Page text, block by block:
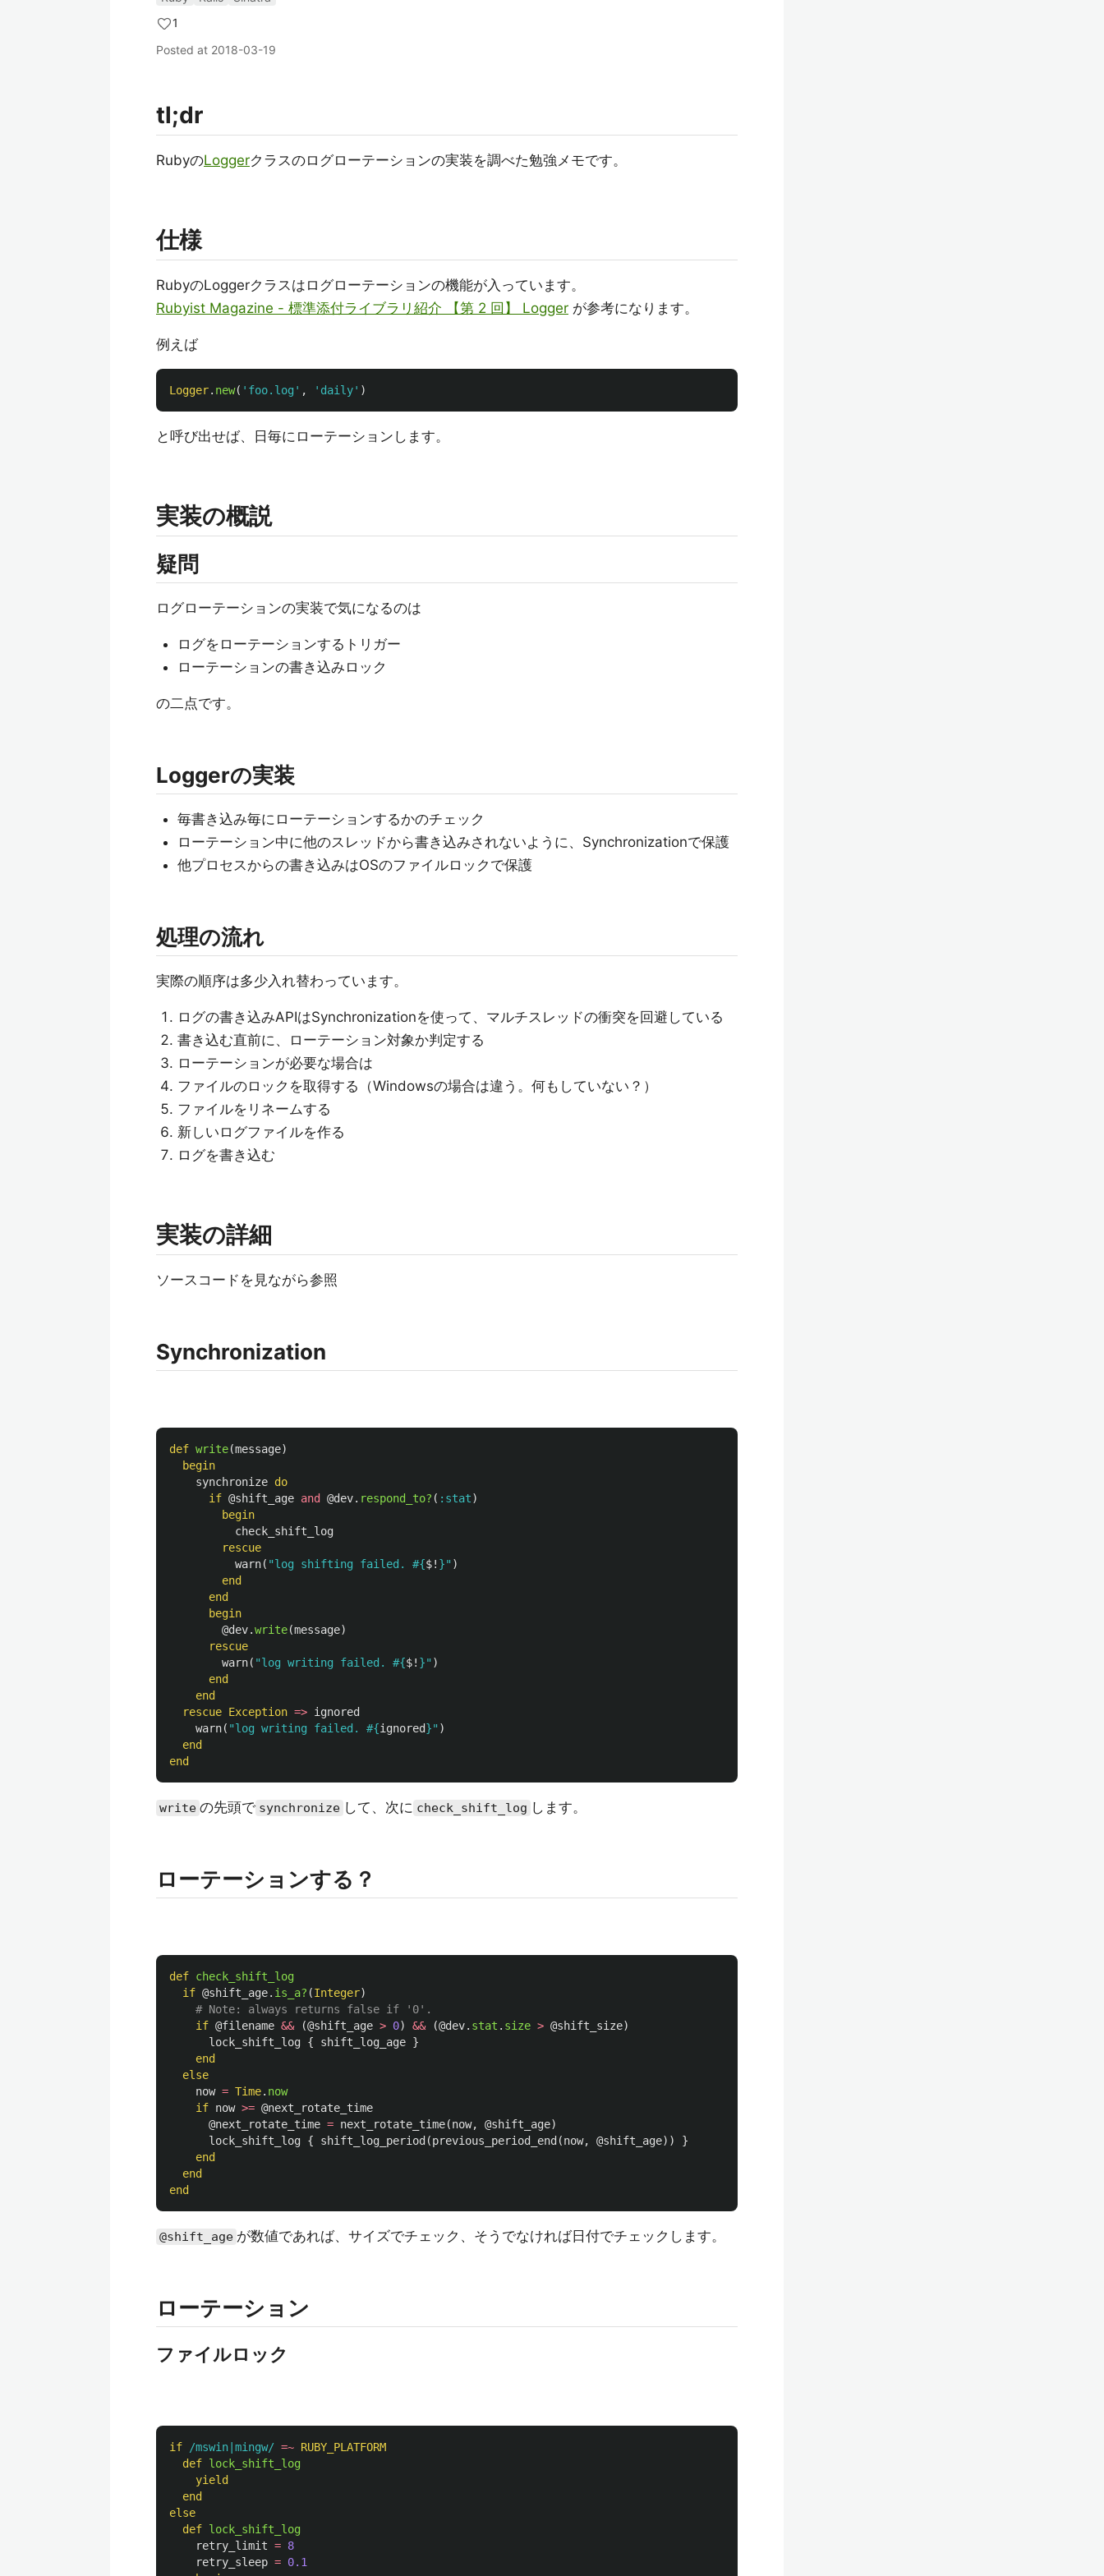
1
Posted at 2018-03-19
tl;dr
RubyのLoggerクラスのログローテーションの実装を調べた勉強メモです。
仕様
RubyのLoggerクラスはログローテーションの機能が入っています。
Rubyist Magazine - 標準添付ライブラリ紹介 【第 2 回】 Logger が参考になります。
例えば
Logger. new( 'foo.log' , 'daily' )
と呼び出せば、日毎にローテーションします。
実装の概説
疑問
ログローテーションの実装で気になるのは
ログをローテーションするトリガー
ローテーションの書き込みロック
の二点です。
Loggerの実装
毎書き込み毎にローテーションするかのチェック
ローテーション中に他のスレッドから書き込みされないように、Synchronizationで保護
他プロセスからの書き込みはOSのファイルロックで保護
処理の流れ
実際の順序は多少入れ替わっています。
ログの書き込みAPIはSynchronizationを使って、マルチスレッドの衝突を回避している
書き込む直前に、ローテーション対象か判定する
ローテーションが必要な場合は
ファイルのロックを取得する（Windowsの場合は違う。何もしていない？）
ファイルをリネームする
新しいログファイルを作る
ログを書き込む
実装の詳細
ソースコードを見ながら参照
Synchronization
def write(message)
begin
synchronize do
if @shift_age and @dev. respond_to? ( :stat)
begin
check_shift_log
rescue
warn( "log shifting failed. #{$! }" )
end
end
begin
@dev.write(message)
rescue
warn( "log writing failed. #{$! }" )
end
end
rescue Exception => ignored
warn( "log writing failed. #{ignored}" )
end
end
write の先頭で synchronize して、次に check_shift_log します。
ローテーションする？
def check_shift_log
if @shift_age. is_a? (Integer)
# Note: always returns false if '0'.
if @filename && (@shift_age > 0) && (@dev. stat . size > @shift_size)
lock_shift_log { shift_log_age }
end
else
now = Time. now
if now >= @next_rotate_time
@next_rotate_time = next_rotate_time(now, @shift_age)
lock_shift_log { shift_log_period (previous_period_end (now, @shift_age))
}
end
end
end
@shift_age が数値であれば、サイズでチェック、そうでなければ日付でチェックします。
ローテーション
ファイルロック
if /mswin|mingw/ =~ RUBY_PLATFORM
def lock_shift_log
yield
end
else
def lock_shift_log
retry_limit = 8
retry_sleep = 0.1